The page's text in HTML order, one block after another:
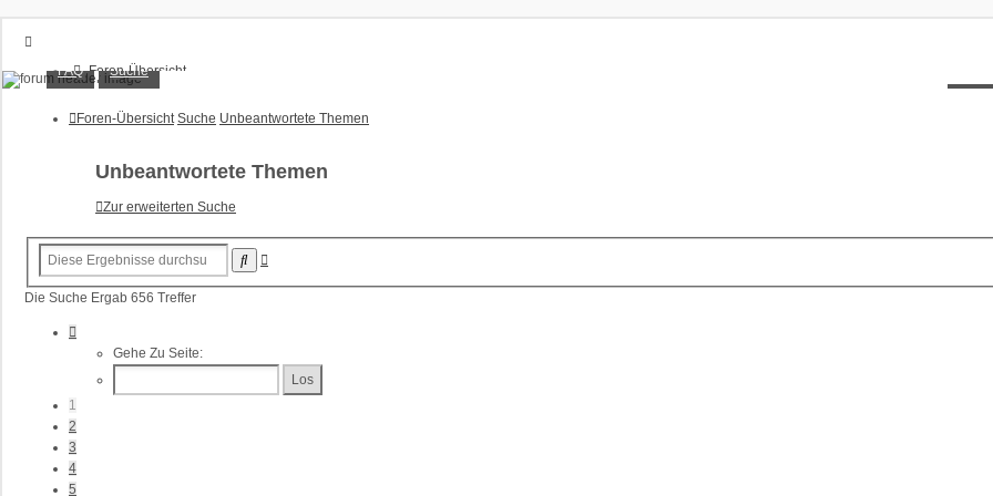
Foren-Übersicht
FAQ
Unbeantwortete Themen
Registrieren
XT1200Z-Forum
FAQ Suche
Foren-Übersicht Suche Unbeantwortete Themen
Unbeantwortete Themen
Zur erweiterten Suche
Suche
Die Suche Ergab 656 Treffer
Gehe Zu Seite:
1
2
3
4
5